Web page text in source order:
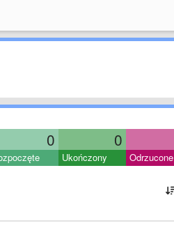
0 0
Ukończony Odrzucone